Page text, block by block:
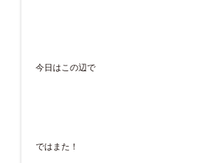
今日はこの辺で
ではまた！